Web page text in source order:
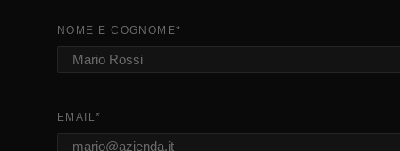
NOME E COGNOME*
EMAIL*